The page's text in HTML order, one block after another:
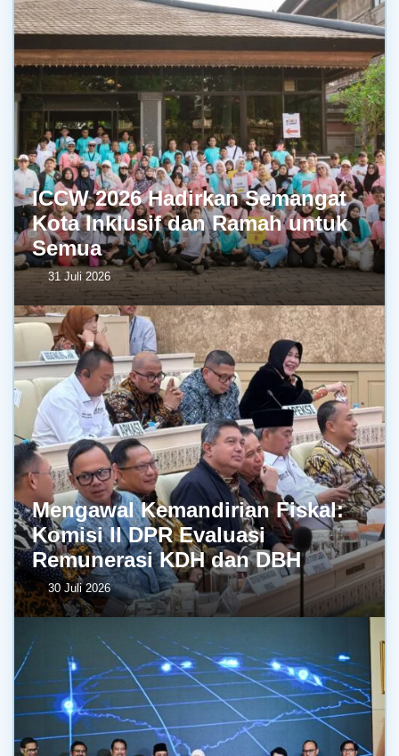
ICCW 2026 Hadirkan Semangat
Kota Inklusif dan Ramah untuk
Semua
31 Juli 2026
Mengawal Kemandirian Fiskal:
Komisi II DPR Evaluasi
Remunerasi KDH dan DBH
30 Juli 2026